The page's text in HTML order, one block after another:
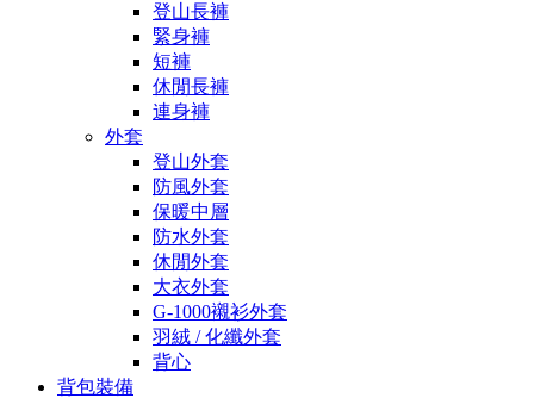
登山長褲
緊身褲
短褲
休閒長褲
連身褲
外套
登山外套
防風外套
保暖中層
防水外套
休閒外套
大衣外套
G-1000襯衫外套
羽絨 / 化纖外套
背心
背包裝備